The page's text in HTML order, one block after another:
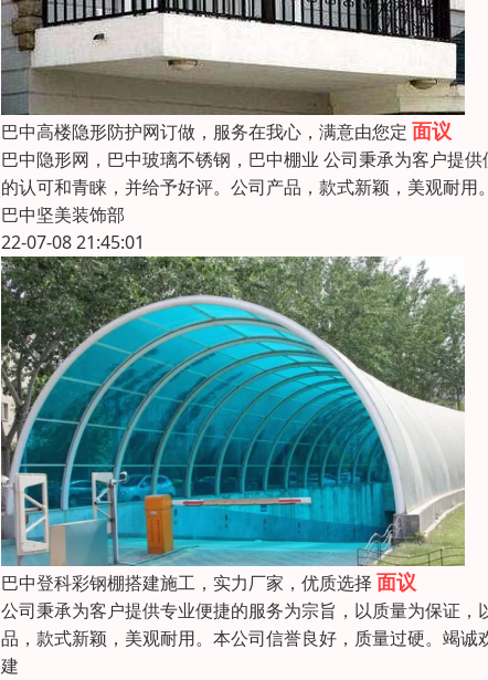
巴中高楼隐形防护网订做，服务在我心，满意由您定 面议
巴中隐形网，巴中玻璃不锈钢，巴中棚业 公司秉承为客户提
的认可和青睐，并给予好评。公司产品，款式新颖，美观耐
巴中坚美装饰部
22-07-08 21:45:01
巴中登科彩钢棚搭建施工，实力厂家，优质选择 面议
公司秉承为客户提供专业便捷的服务为宗旨，以质量为保证
品，款式新颖，美观耐用。本公司信誉良好，质量过硬。竭
建